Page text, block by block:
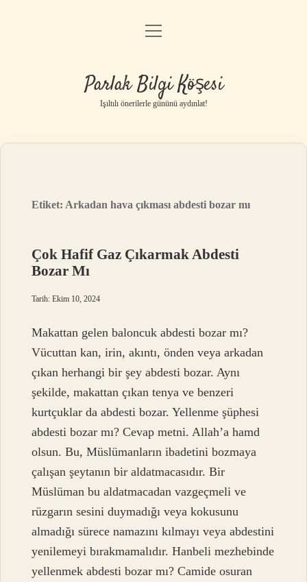
Anasayfa
Yasal Uyarı
menüyü
Parlak Bilgi Köşesi
Işıltılı önerilerle gününü aydınlat!
Etiket: Arkadan hava çıkması abdesti bozar mı
Çok Hafif Gaz Çıkarmak Abdesti
Bozar Mı
Tarih: Ekim 10, 2024
Makattan gelen baloncuk abdesti bozar mı?
Vücuttan kan, irin, akıntı, önden veya arkadan
çıkan herhangi bir şey abdesti bozar. Aynı
şekilde, makattan çıkan tenya ve benzeri
kurtçuklar da abdesti bozar. Yellenme şüphesi
abdesti bozar mı? Cevap metni. Allah’a hamd
olsun. Bu, Müslümanların ibadetini bozmaya
çalışan şeytanın bir aldatmacasıdır. Bir
Müslüman bu aldatmacadan vazgeçmeli ve
rüzgarın sesini duymadığı veya kokusunu
almadığı sürece namazını kılmayı veya abdestini
yenilemeyi bırakmamalıdır. Hanbeli mezhebinde
yellenmek abdesti bozar mı? Camide osuran